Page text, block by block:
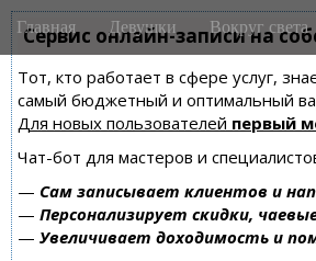
Сервис онлайн-записи на
Тот, кто работает в сфере услуг,
самый бюджетный и оптимальный
Для новых пользователей первый
Чат-бот для мастеров и
— Сам записывает клиентов и
— Персонализирует скидки,
— Увеличивает доходимость и
M
a
n
m
e
n
u
i
Главная Девушки Вокруг света